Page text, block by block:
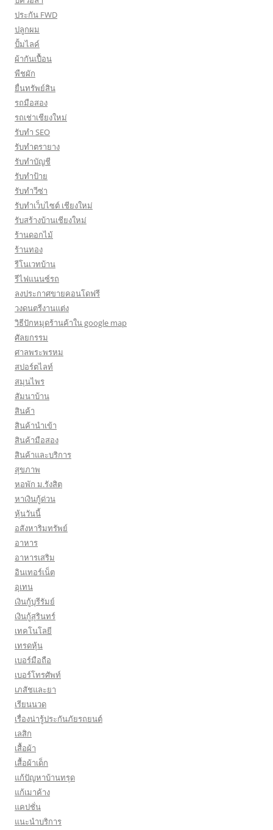
ประกัน FWD
ปลูกผม
ปั้มไลค์
ผ้ากันเปื้อน
พืชผัก
ยื่นทรัพย์สิน
รถมือสอง
รถเช่าเชียงใหม่
รับทำ SEO
รับทำตรายาง
รับทำบัญชี
รับทำป้าย
รับทำวีซ่า
รับทำเว็บไซต์ เชียงใหม่
รับสร้างบ้านเชียงใหม่
ร้านดอกไม้
ร้านทอง
รีโนเวทบ้าน
รีไฟแนนซ์รถ
ลงประกาศขายคอนโดฟรี
วงดนตรีงานแต่ง
วิธีปักหมุดร้านค้าใน google map
ศัลยกรรม
ศาลพระพรหม
สปอร์ตไลท์
สมุนไพร
สัมนาบ้าน
สินค้า
สินค้านำเข้า
สินค้ามือสอง
สินค้าและบริการ
สุขภาพ
หอพัก ม.รังสิต
หาเงินกู้ด่วน
หุ้นวันนี้
อสังหาริมทรัพย์
อาหาร
อาหารเสริม
อินเทอร์เน็ต
อุเทน
เงินกู้บุรีรัมย์
เงินกู้สุรินทร์
เทคโนโลยี
เทรดหุ้น
เบอร์มือถือ
เบอร์โทรศัพท์
เภสัชและยา
เรียนนวด
เรื่องน่ารู้ประกันภัยรถยนต์
เลสิก
เสื้อผ้า
เสื้อผ้าเด็ก
แก้ปัญหาบ้านทรุด
แก้เมาค้าง
แคปชั่น
แนะนำบริการ